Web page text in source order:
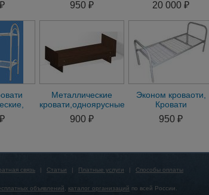
для
России
950 ₽
Удмуртии
20 000 ₽
и
Металлические
кровати,одноярусные
двухъярусные оптм
900 ₽
Эконом кроваоти,
Кровати
металлические,
Кровати опт
950 ₽
связь | Статьи | Платные услуги | Способы оплаты
объявлений, каталог организаций по всей России.